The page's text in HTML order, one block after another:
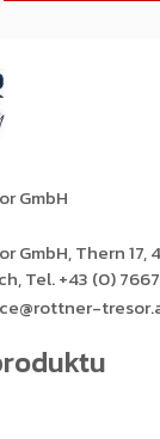
GmbH
GmbH, Thern 17,
Tel. +43 (0)